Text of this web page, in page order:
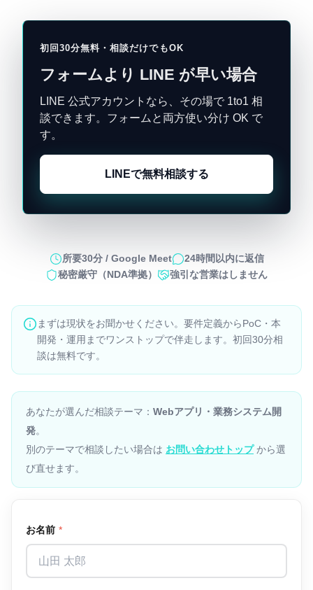
初回30分無料・相談だけでもOK
フォームより LINE が早い場合
LINE 公式アカウントなら、その場で 1to1 相
談できます。フォームと両方使い分け OK で
す。
LINEで無料相談する
所要30分 / Google Meet
24時間以内に返信
秘密厳守（NDA準拠）
強引な営業はしません
まずは現状をお聞かせください。要件定義からPoC・本
開発・運用までワンストップで伴走します。初回30分相
談は無料です。
あなたが選んだ相談テーマ： Webアプリ・業務システム開
発。
別のテーマで相談したい場合は お問い合わせトップから選
び直せます。
お名前 *